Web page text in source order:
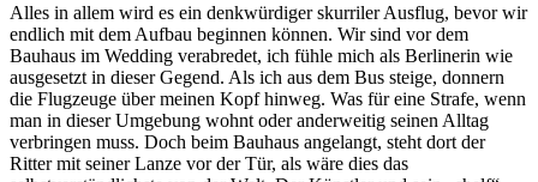
Alles in allem wird es ein denkwürdiger skurriler Ausflug, bevor wir
endlich mit dem Aufbau beginnen können. Wir sind vor dem
Bauhaus im Wedding verabredet, ich fühle mich als Berlinerin wie
ausgesetzt in dieser Gegend. Als ich aus dem Bus steige, donnern
die Flugzeuge über meinen Kopf hinweg. Was für eine Strafe, wenn
man in dieser Umgebung wohnt oder anderweitig seinen Alltag
verbringen muss. Doch beim Bauhaus angelangt, steht dort der
Ritter mit seiner Lanze vor der Tür, als wäre dies das